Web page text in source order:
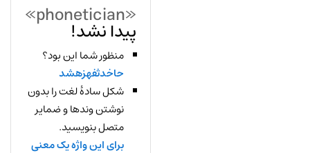
«phonetician»
پیدا نشد!
منظور شما این بود؟
حاخدثفهزهشد
شکل سادهٔ لغت را بدون
نوشتن وندها و ضمایر
متصل بنویسید.
برای این واژه یک معنی